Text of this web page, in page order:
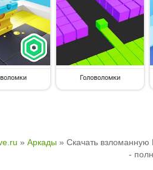
Головоломки
» Аркады » Скачать
-